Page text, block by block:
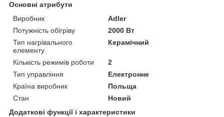
Основні атрибути
Виробник
Adler
Потужність обігріву
2000 Вт
Тип нагрівального
елементу
Керамічний
Кількість режимів роботи
2
Тип управління
Електронне
Країна виробник
Польща
Стан
Новий
Додаткові функції і характеристики